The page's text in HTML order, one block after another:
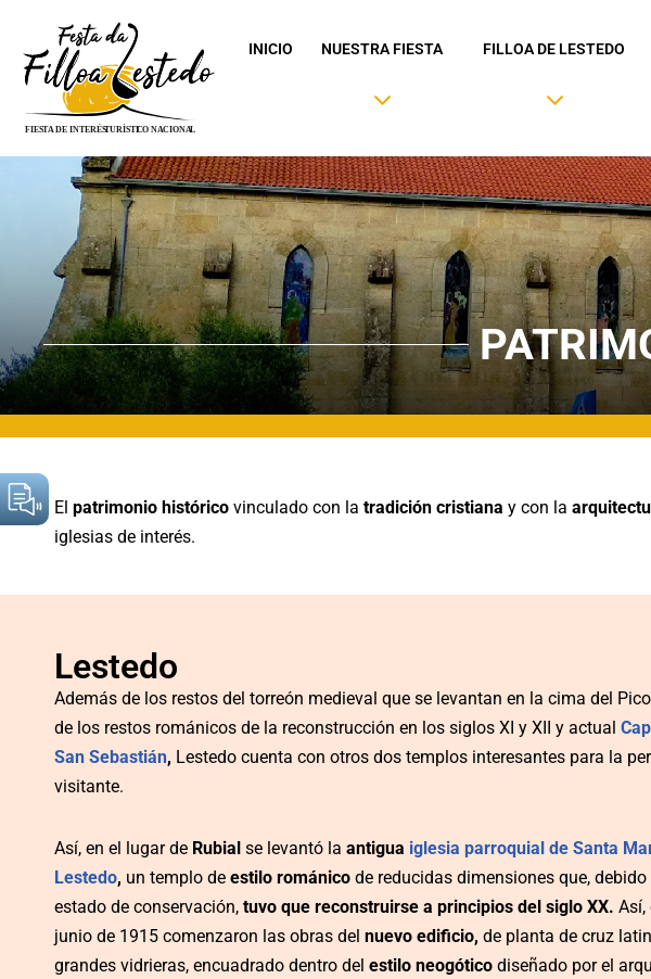
Saltar
al
contenido
INICIO NUESTRA FIESTA FILLOA DE LESTEDO
Elpatrimonio histórico vinculado con latradición cristiana y con la
iglesias de interés.
Lestedo
Además de los restos del torreón medieval que se levantan en la cima del
de los restos románicos de la reconstrucción en los siglos XI y XII y actual
San Sebastián, Lestedo cuenta con otros dos templos interesantes para la
visitante.
Así, en el lugar de Rubial se levantó laantigua iglesia parroquial de Santa
Lestedo, un templo deestilo románico de reducidas dimensiones que,
estado de conservación,tuvo que reconstruirse a principios del siglo XX. Así,
junio de 1915 comenzaron las obras delnuevo edificio, de planta de cruz
grandes vidrieras, encuadrado dentro delestilo neogótico diseñado por el